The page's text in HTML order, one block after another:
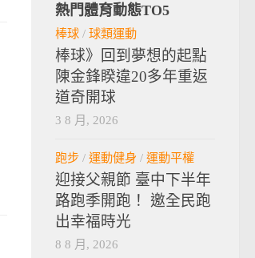
熱門體育動態TO5
棒球 / 球類運動
棒球》回到夢想的起點
陳金鋒睽違20多年重返
道奇開球
3 8 月, 2026
跑步 / 運動健身 / 運動平權
迎接父親節 臺中下半年
路跑季開跑！ 邀全民跑
出幸福時光
8 8 月, 2026